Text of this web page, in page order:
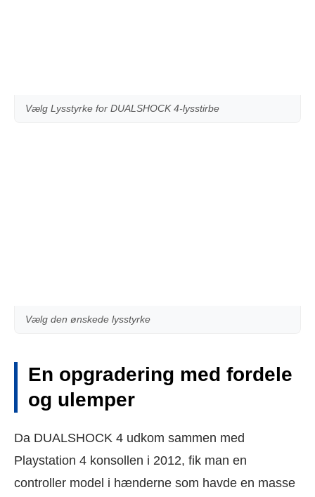
Vælg Lysstyrke for DUALSHOCK 4-lysstirbe
Vælg den ønskede lysstyrke
En opgradering med fordele
og ulemper
Da DUALSHOCK 4 udkom sammen med
Playstation 4 konsollen i 2012, fik man en
controller model i hænderne som havde en masse